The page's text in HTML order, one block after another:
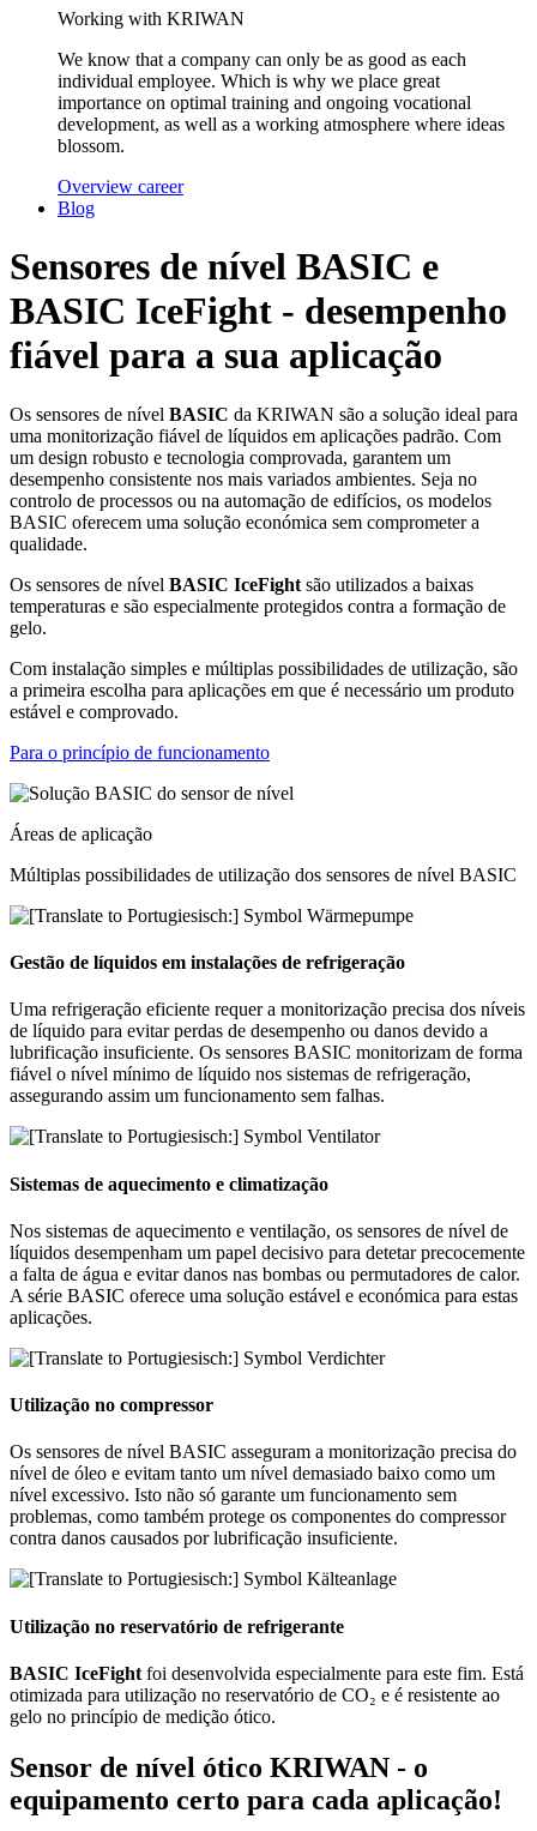
Working with KRIWAN
We know that a company can only be as good as each
individual employee. Which is why we place great
importance on optimal training and ongoing vocational
development, as well as a working atmosphere where ideas
blossom.
Overview career
Blog
Sensores de nível BASIC e
BASIC IceFight - desempenho
fiável para a sua aplicação
Os sensores de nível BASIC da KRIWAN são a solução ideal para
uma monitorização fiável de líquidos em aplicações padrão. Com
um design robusto e tecnologia comprovada, garantem um
desempenho consistente nos mais variados ambientes. Seja no
controlo de processos ou na automação de edifícios, os modelos
BASIC oferecem uma solução económica sem comprometer a
qualidade.
Os sensores de nível BASIC IceFight são utilizados a baixas
temperaturas e são especialmente protegidos contra a formação de
gelo.
Com instalação simples e múltiplas possibilidades de utilização, são
a primeira escolha para aplicações em que é necessário um produto
estável e comprovado.
Para o princípio de funcionamento
Áreas de aplicação
Múltiplas possibilidades de utilização dos sensores de nível BASIC
Gestão de líquidos em instalações de refrigeração
Uma refrigeração eficiente requer a monitorização precisa dos níveis
de líquido para evitar perdas de desempenho ou danos devido a
lubrificação insuficiente. Os sensores BASIC monitorizam de forma
fiável o nível mínimo de líquido nos sistemas de refrigeração,
assegurando assim um funcionamento sem falhas.
Sistemas de aquecimento e climatização
Nos sistemas de aquecimento e ventilação, os sensores de nível de
líquidos desempenham um papel decisivo para detetar precocemente
a falta de água e evitar danos nas bombas ou permutadores de calor.
A série BASIC oferece uma solução estável e económica para estas
aplicações.
Utilização no compressor
Os sensores de nível BASIC asseguram a monitorização precisa do
nível de óleo e evitam tanto um nível demasiado baixo como um
nível excessivo. Isto não só garante um funcionamento sem
problemas, como também protege os componentes do compressor
contra danos causados por lubrificação insuficiente.
Utilização no reservatório de refrigerante
BASIC IceFight foi desenvolvida especialmente para este fim. Está
otimizada para utilização no reservatório de CO₂ e é resistente ao
gelo no princípio de medição ótico.
Sensor de nível ótico KRIWAN - o
equipamento certo para cada aplicação!